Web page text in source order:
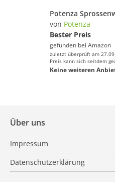
von Potenza
Bester Preis
gefunden bei Amazon
zuletzt überprüft am
Preis kann sich seitdem
Keine weiteren
Über uns
Impressum
Datenschutzerklärung